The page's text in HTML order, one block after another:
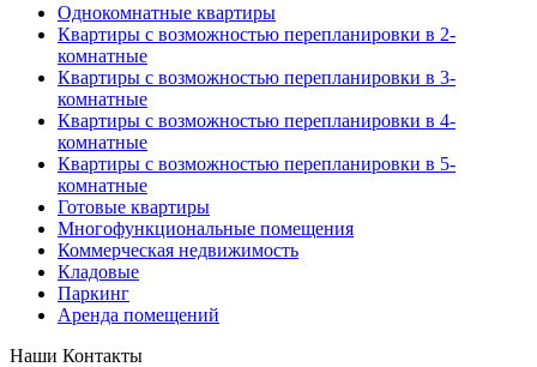
Однокомнатные квартиры
Квартиры с возможностью перепланировки в 2-
комнатные
Квартиры с возможностью перепланировки в 3-
комнатные
Квартиры с возможностью перепланировки в 4-
комнатные
Квартиры с возможностью перепланировки в 5-
комнатные
Готовые квартиры
Многофункциональные помещения
Коммерческая недвижимость
Кладовые
Паркинг
Аренда помещений
Наши Контакты